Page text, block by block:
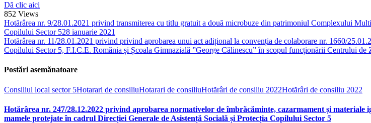
Dă clic aici
852 Views
Hotărârea nr. 9/28.01.2021 privind transmiterea cu titlu gratuit a două microbuze din patrimoniul Complexului
Copilului Sector 528 ianuarie 2021
Hotărârea nr. 11/28.01.2021 privind privind aprobarea unui act adițional la convenția de colaborare nr. 1660/
Copilului Sector 5, F.I.C.E. Romănia și Școala Gimnazială ”George Călinescu” în scopul funcționării Centrului de
Postări asemănatoare
Consiliul local sector 5Hotarari de consiliuHotarari de consiliuHotărâri de consiliu 2022Hotărâri de consiliu 2022
Hotărârea nr. 247/28.12.2022 privind aprobarea normativelor de îmbrăcăminte, cazarmament și
mamele protejate în cadrul Direcției Generale de Asistență Socială și Protecția Copilului Sector 5